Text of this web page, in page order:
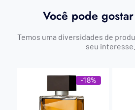
Você pode
Temos uma diversidades de
seu interesse.
-18%